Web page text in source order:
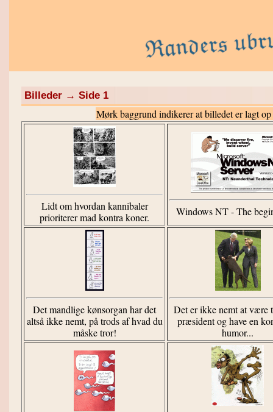
Billeder → Side 1
Mørk baggrund indikerer at billedet er lagt
Lidt om hvordan kannibaler
prioriterer mad kontra koner.
Windows NT - The
Det mandlige kønsorgan har det
altså ikke nemt, på trods af hvad du
måske tror!
Det er ikke nemt at være
præsident og have en
humor...